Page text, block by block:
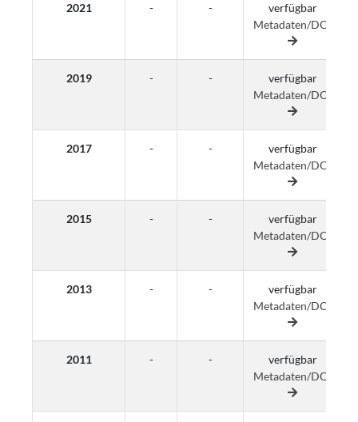
2021 - -
verfügbar
Metadaten/DOI
2019 - -
verfügbar
Metadaten/DOI
2017 - -
verfügbar
Metadaten/DOI
2015 - -
verfügbar
Metadaten/DOI
2013 - -
verfügbar
Metadaten/DOI
2011 - -
verfügbar
Metadaten/DOI